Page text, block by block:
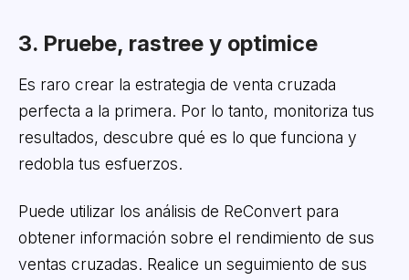
3. Pruebe, rastree y optimice
Es raro crear la estrategia de venta cruzada
perfecta a la primera. Por lo tanto, monitoriza tus
resultados, descubre qué es lo que funciona y
redobla tus esfuerzos.
Puede utilizar los análisis de ReConvert para
obtener información sobre el rendimiento de sus
ventas cruzadas. Realice un seguimiento de sus